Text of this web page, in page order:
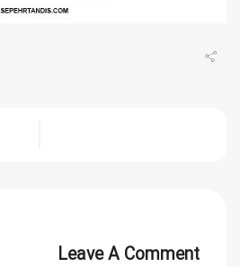
Leave A Comment